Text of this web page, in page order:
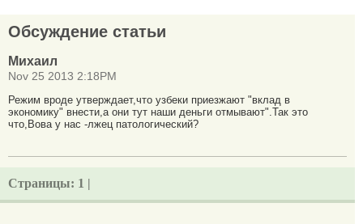
Обсуждение статьи
Михаил
Nov 25 2013 2:18PM
Режим вроде утверждает,что узбеки приезжают "вклад в
экономику" внести,а они тут наши деньги отмывают".Так это
что,Вова у нас -лжец патологический?
Страницы: 1 |